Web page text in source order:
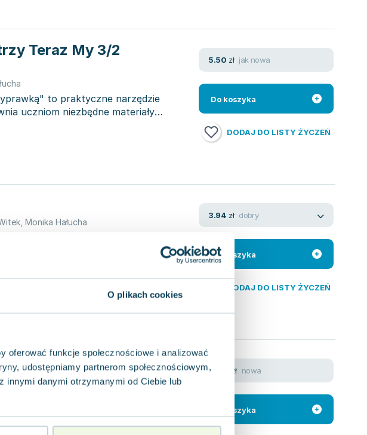
O plikach cookies
funkcje społecznościowe i analizować
udostępniamy partnerom społecznościowym,
innymi danymi otrzymanymi od Ciebie lub
Teraz My 3/2
to praktyczne narzędzie
uczniom niezbędne materiały
5.50 zł jak nowa
Do koszyka
DODAJ DO LISTY ŻYCZEŃ
Monika Hałucha
pisarskie i kreatywność w
3.94 zł dobry
Do koszyka
DODAJ DO LISTY ŻYCZEŃ
w dwóch językach
to wyjątkowa propozycja,
15.92 zł nowa
Do koszyka